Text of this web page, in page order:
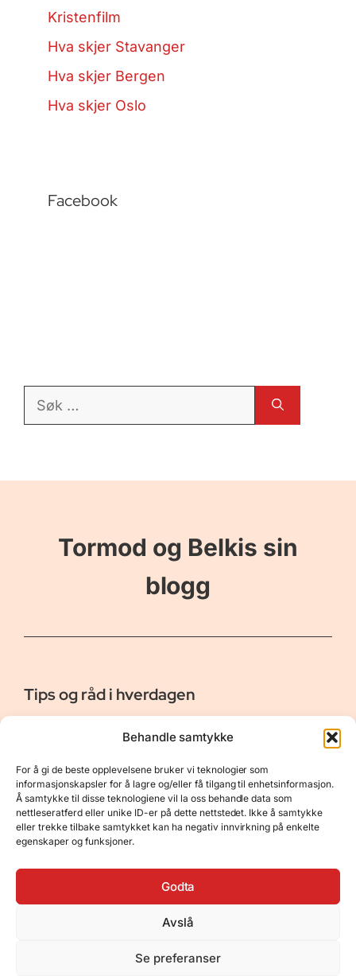
Behandle samtykke
For å gi de beste opplevelsene bruker vi teknologier som
informasjonskapsler for å lagre og/eller få tilgang til enhetsinformasjon.
Å samtykke til disse teknologiene vil la oss behandle data som
nettleseratferd eller unike ID-er på dette nettstedet. Ikke å samtykke
eller trekke tilbake samtykket kan ha negativ innvirkning på enkelte
egenskaper og funksjoner.
Godta
Avslå
Se preferanser
Kristenfilm
Hva skjer Stavanger
Hva skjer Bergen
Hva skjer Oslo
Facebook
Søk
Tormod og Belkis sin
blogg
Tips og råd i hverdagen
Er vår bloggside hvor vi ønsker å dele våre opplevelser og
gi deg råd og tips innen reiser, hotell - og restauranter,
naturopplevelser, personlig pleie, data, film og bøker m.m.
Nyttige Linker
Om oss
Kontakt
Resurser
Personvernerklæring
Opphavsrett
GeneratePress•Hosted by